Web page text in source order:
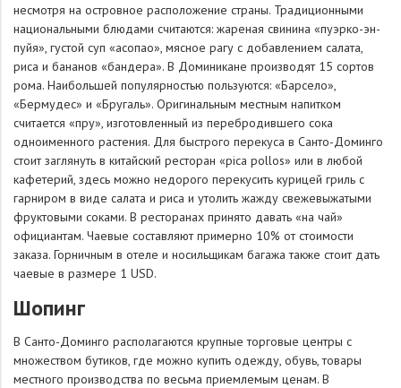
несмотря на островное расположение страны. Традиционными
национальными блюдами считаются: жареная свинина «пуэрко-эн-
пуйя», густой суп «асопао», мясное рагу с добавлением салата,
риса и бананов «бандера». В Доминикане производят 15 сортов
рома. Наибольшей популярностью пользуются: «Барсело»,
«Бермудес» и «Бругаль». Оригинальным местным напитком
считается «пру», изготовленный из перебродившего сока
одноименного растения. Для быстрого перекуса в Санто-Доминго
стоит заглянуть в китайский ресторан «pica pollos» или в любой
кафетерий, здесь можно недорого перекусить курицей гриль с
гарниром в виде салата и риса и утолить жажду свежевыжатыми
фруктовыми соками. В ресторанах принято давать «на чай»
официантам. Чаевые составляют примерно 10% от стоимости
заказа. Горничным в отеле и носильщикам багажа также стоит дать
чаевые в размере 1 USD.
Шопинг
В Санто-Доминго располагаются крупные торговые центры с
множеством бутиков, где можно купить одежду, обувь, товары
местного производства по весьма приемлемым ценам. В